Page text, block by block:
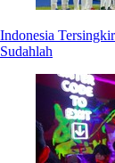
Indonesia
Sudahlah